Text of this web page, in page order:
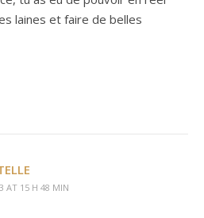
laines et faire de belles
AT 15 H 48 MIN